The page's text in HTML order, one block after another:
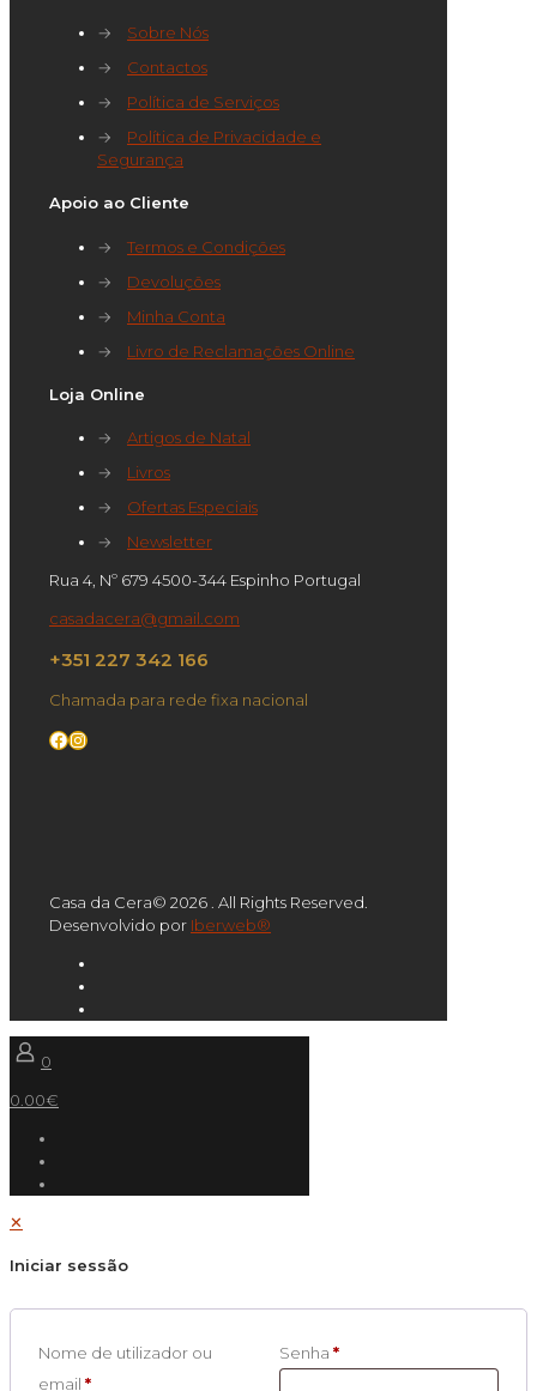
→
Sobre Nós
→
Contactos
→
Política de Serviços
→
Política de Privacidade e
Segurança
Apoio ao Cliente
→
Termos e Condições
→
Devoluções
→
Minha Conta
→
Livro de Reclamações Online
Loja Online
→
Artigos de Natal
→
Livros
→
Ofertas Especiais
→
Newsletter
Rua 4, Nº 679 4500-344 Espinho Portugal
casadacera@gmail.com
+351 227 342 166
Chamada para rede fixa nacional
Facebook
Instagram
Casa da Cera© 2026 . All Rights Reserved.
Desenvolvido por Iberweb®
0
0.00€
✕
Iniciar sessão
Nome de utilizador ou
email *
Senha *